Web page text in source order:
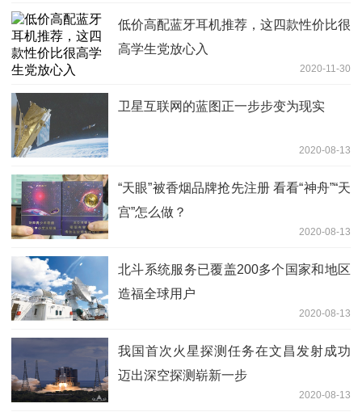
低价高配蓝牙耳机推荐，这四款性价比很
高学生党放心入
2020-11-30
卫星互联网的蓝图正一步步变为现实
2020-08-13
“天眼”被香烟品牌抢先注册 看看“神舟”“天
宫”怎么做？
2020-08-13
北斗系统服务已覆盖200多个国家和地区
造福全球用户
2020-08-13
我国首次火星探测任务在文昌发射成功
迈出深空探测崭新一步
2020-08-13